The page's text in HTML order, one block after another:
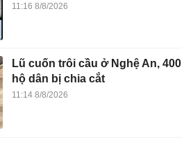
11:16 8/8/2026
Lũ cuốn trôi cầu ở Nghệ An, 400
hộ dân bị chia cắt
11:14 8/8/2026